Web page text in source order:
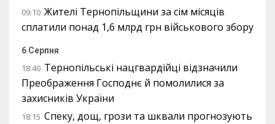
09:10 Жителі Тернопільщини за сім місяців
сплатили понад 1,6 млрд грн військового збору
6 Серпня
18:40 Тернопільські нацгвардійці відзначили
Преображення Господнє й помолилися за
захисників України
18:15 Спеку, дощ, грози та шквали прогнозують